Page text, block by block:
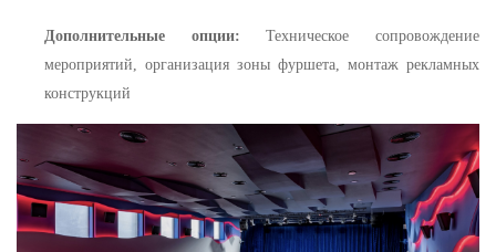
Дополнительные опции: Техническое сопровождение
мероприятий, организация зоны фуршета, монтаж рекламных
конструкций